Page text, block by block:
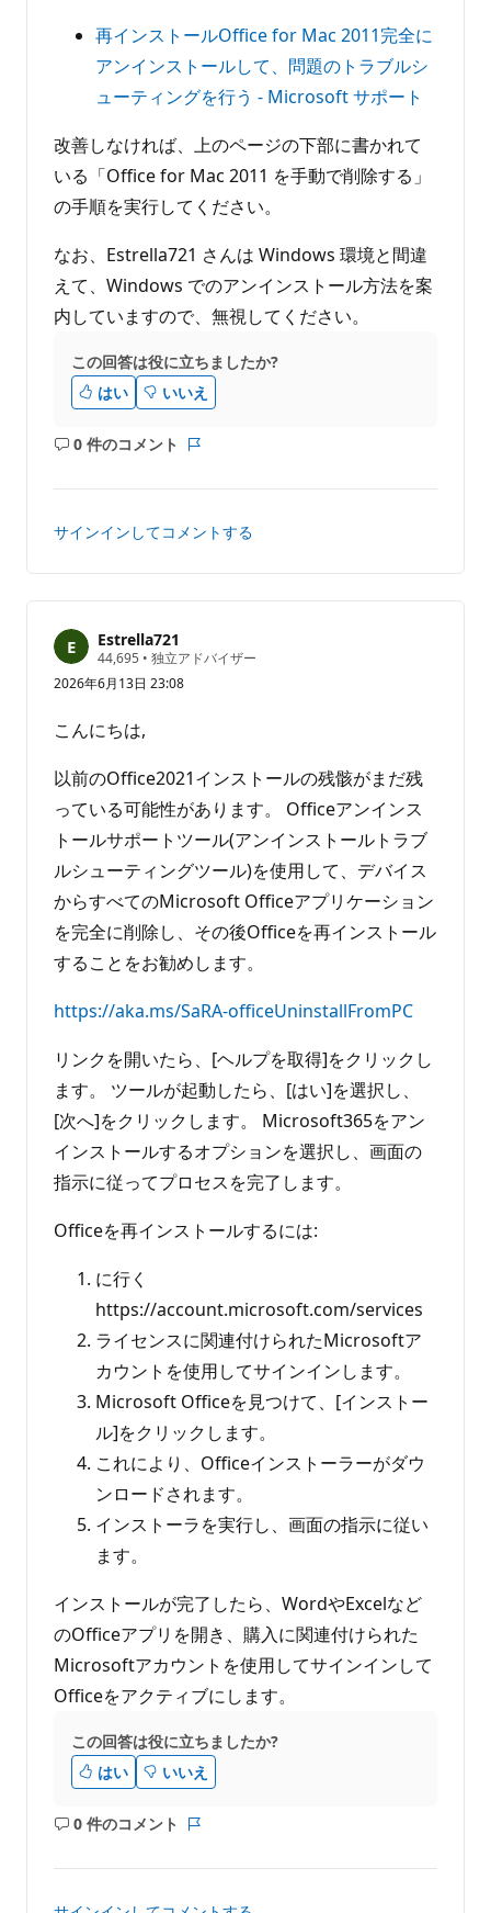
再インストールOffice for Mac 2011完全に
アンインストールして、問題のトラブルシ
ューティングを行う - Microsoft サポート
改善しなければ、上のページの下部に書かれて
いる「Office for Mac 2011 を手動で削除する」
の手順を実行してください。
なお、Estrella721 さんは Windows 環境と間違
えて、Windows でのアンインストール方法を案
内していますので、無視してください。
この回答は役に立ちましたか?
はい
いいえ
0 件のコメント
コ
ト
あ
せ
ん
ト
サインインしてコメントする
Estrella721
44,695 評
価
の
ン
• 独立アドバイザー
2026年6月13日 23:08
こんにちは,
以前のOffice2021インストールの残骸がまだ残
っている可能性があります。 Officeアンインス
トールサポートツール(アンインストールトラブ
ルシューティングツール)を使用して、デバイス
からすべてのMicrosoft Officeアプリケーション
を完全に削除し、その後Officeを再インストール
することをお勧めします。
https://aka.ms/SaRA-officeUninstallFromPC
リンクを開いたら、[ヘルプを取得]をクリックし
ます。 ツールが起動したら、[はい]を選択し、
[次へ]をクリックします。 Microsoft365をアン
インストールするオプションを選択し、画面の
指示に従ってプロセスを完了します。
Officeを再インストールするには:
に行く
https://account.microsoft.com/services
ライセンスに関連付けられたMicrosoftア
カウントを使用してサインインします。
Microsoft Officeを見つけて、[インストー
ル]をクリックします。
これにより、Officeインストーラーがダウ
ンロードされます。
インストーラを実行し、画面の指示に従い
ます。
インストールが完了したら、WordやExcelなど
のOfficeアプリを開き、購入に関連付けられた
Microsoftアカウントを使用してサインインして
Officeをアクティブにします。
この回答は役に立ちましたか?
はい
いいえ
0 件のコメント
コ
ト
ト